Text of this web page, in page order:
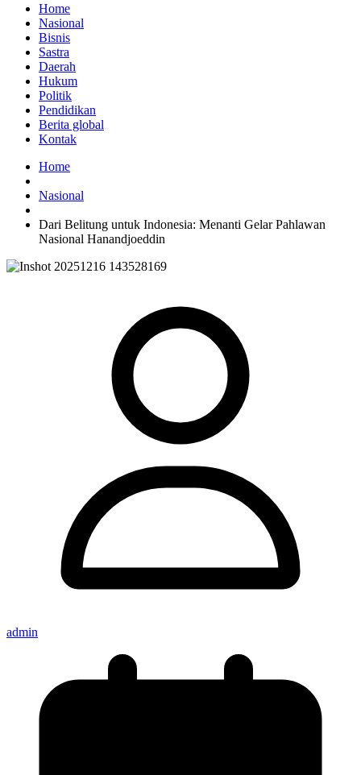
Home
Nasional
Bisnis
Sastra
Daerah
Hukum
Politik
Pendidikan
Berita global
Kontak
Home
Nasional
Dari Belitung untuk Indonesia: Menanti Gelar Pahlawan
Nasional Hanandjoeddin
admin